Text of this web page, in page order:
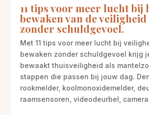
11 tips voor meer lucht bij
bewaken van de
zonder schuldgevoel.
Met 11 tips voor meer lucht bij
bewaken zonder schuldgevoel krijg
bewaakt thuisveiligheid als
stappen die passen bij jouw dag.
rookmelder, koolmonoxidemelder,
raamsensoren, videodeurbel,